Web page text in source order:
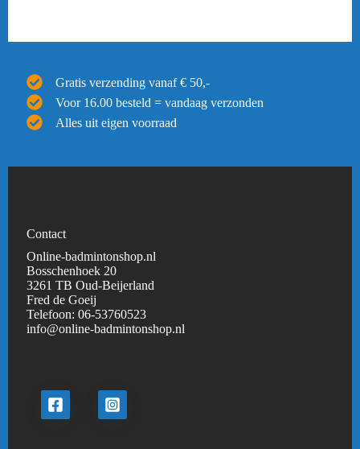
Gratis verzending vanaf € 50,-
Voor 16.00 besteld = vandaag verzonden
Alles uit eigen voorraad
Contact
Online-badmintonshop.nl
Bosschenhoek 20
3261 TB Oud-Beijerland
Fred de Goeij
Telefoon:06-53760523
info@online-badmintonshop.nl